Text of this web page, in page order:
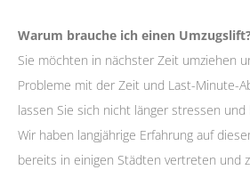
Warum brauche ich einen
Sie möchten in nächster Zeit umziehen
Probleme mit der Zeit und Last-Minute-
lassen Sie sich nicht länger stressen
Wir haben langjährige Erfahrung auf
bereits in einigen Städten vertreten und